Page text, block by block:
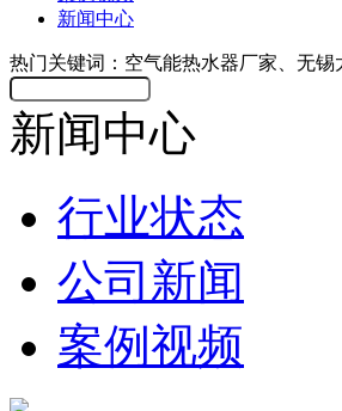
新闻中心
热门关键词：空气能热水器厂家、无
新闻中心
行业状态
公司新闻
案例视频